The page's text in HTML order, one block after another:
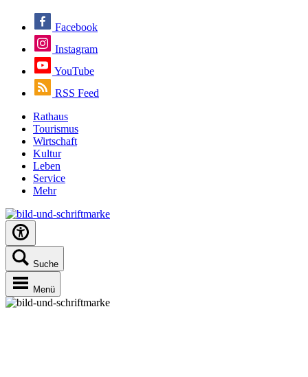
Facebook
Instagram
YouTube
RSS Feed
Rathaus
Tourismus
Wirtschaft
Kultur
Leben
Service
Mehr
Suche
Menü